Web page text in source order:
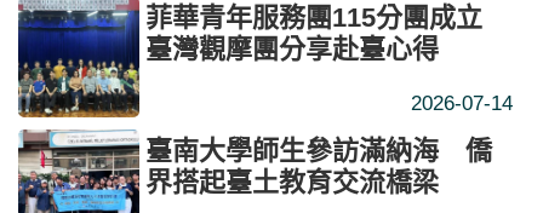
菲華青年服務團115分團成立
臺灣觀摩團分享赴臺心得
2026-07-14
臺南大學師生參訪滿納海 僑
界搭起臺土教育交流橋梁